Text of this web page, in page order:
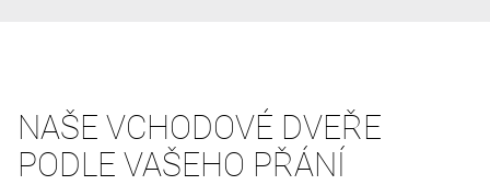
NAŠE VCHODOVÉ DVEŘE
PODLE VAŠEHO PŘÁNÍ